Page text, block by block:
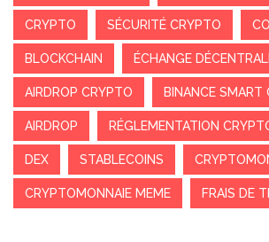
CRYPTO SÉCURITÉ CRYPTO
BLOCKCHAIN ÉCHANGE
AIRDROP CRYPTO BINANCE SMART
AIRDROP RÉGLEMENTATION
DEX STABLECOINS
CRYPTOMONNAIE MEME FRAIS DE